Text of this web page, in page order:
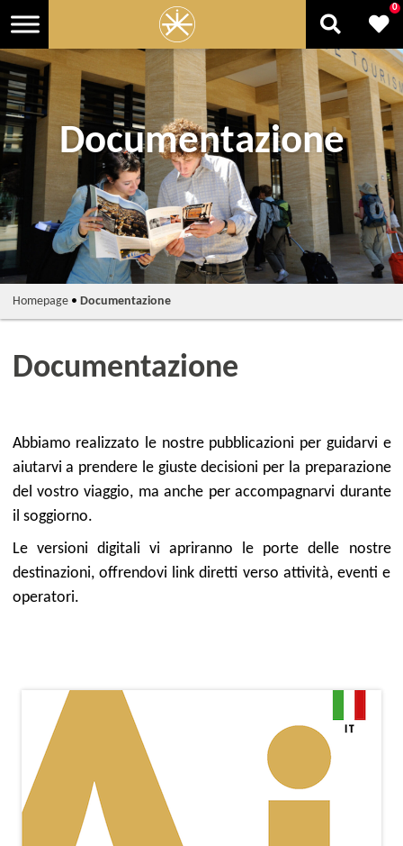
Documentazione
0
Homepage• Documentazione
Documentazione
Abbiamo realizzato le nostre pubblicazioni per guidarvi e
aiutarvi a prendere le giuste decisioni per la preparazione
del vostro viaggio, ma anche per accompagnarvi durante
il soggiorno.
Le versioni digitali vi apriranno le porte delle nostre
destinazioni, offrendovi link diretti verso attività, eventi e
operatori.